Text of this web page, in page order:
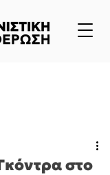
στο